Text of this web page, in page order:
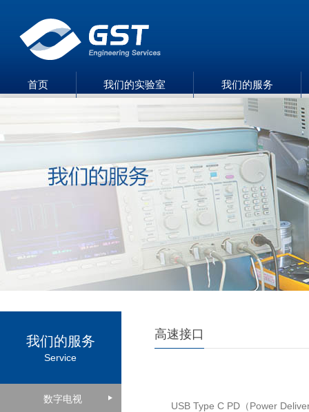
首页 我们的实验室 我们的服务
我们的服务
Service
数字电视
高速接口
USB Type C PD（Power